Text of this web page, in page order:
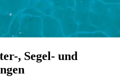
, Segel- und